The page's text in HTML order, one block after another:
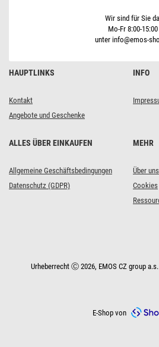
NeutralHAUPTLINKS
Kontakt
Angebote und Geschenke
INFO
ALLES ÜBER EINKAUFEN
Allgemeine Geschäftsbedingungen
Datenschutz (GDPR)
MEHR
Über uns
Cookies
Wir sind für Sie
Mo-Fr 8:00-15:00
unter info@emos-
Urheberrecht Ⓒ 2026, EMOS CZ group
E-Shop von